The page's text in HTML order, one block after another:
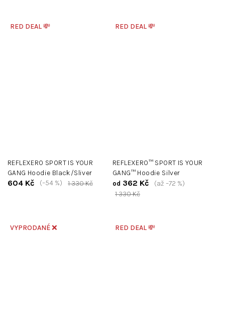
RED DEAL 💸
REFLEXERO SPORT IS YOUR
GANG Hoodie Black/Sliver
604 Kč 1 330 Kč
(–54 %)
RED DEAL 💸
REFLEXERO™ SPORT IS YOUR
GANG™ Hoodie Silver
od 362 Kč
1 330 Kč
(až –72 %)
VYPRODANÉ ❌ RED DEAL 💸